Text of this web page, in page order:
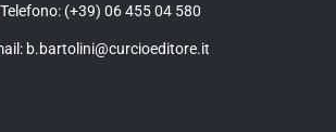
Telefono: (+39) 06 455 04 580
b.bartolini@curcioeditore.it